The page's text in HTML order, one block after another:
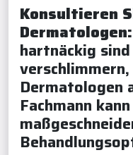
Konsultieren
Dermatologen:
hartnäckig
Dermatologen
Fachmann